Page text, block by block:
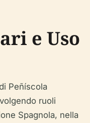
e Uso
Peñíscola
ruoli
Spagnola, nella